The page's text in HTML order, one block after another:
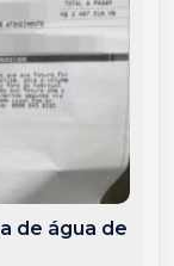
de água de